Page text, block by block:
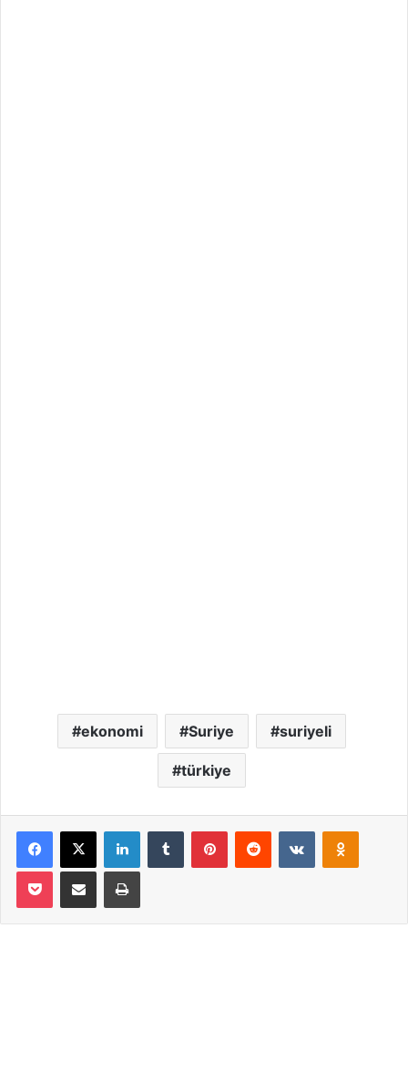
ekonomi Suriye suriyeli
türkiye